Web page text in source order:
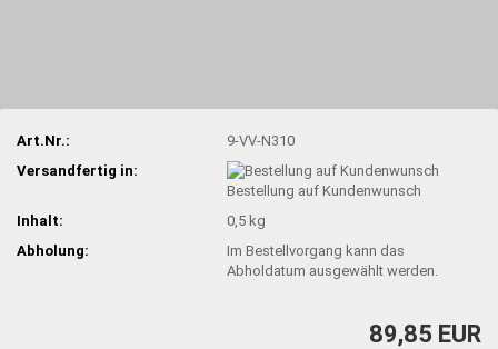
Art.Nr.:
9-VV-N310
Versandfertig in:
Bestellung auf Kundenwunsch
Inhalt:
0,5 kg
Abholung:
Im Bestellvorgang kann das
Abholdatum ausgewählt werden.
89,85 EUR